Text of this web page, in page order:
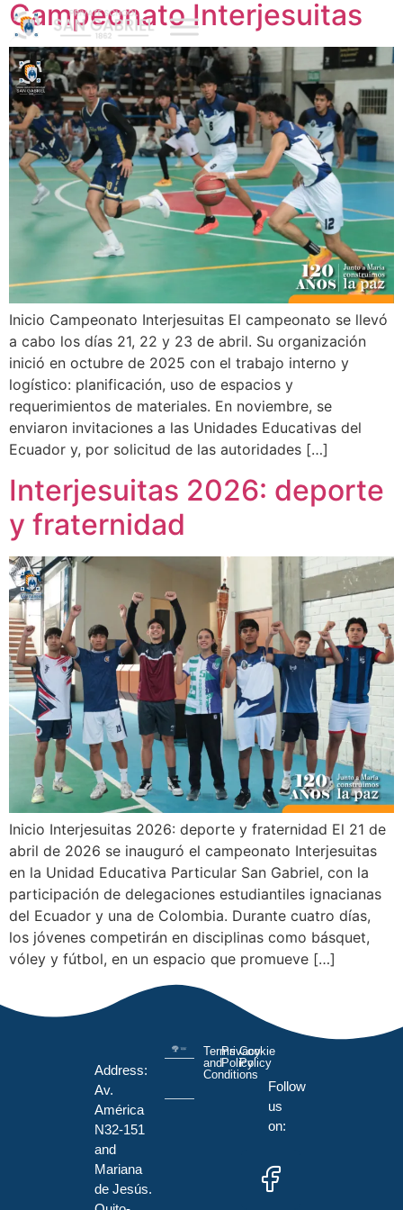
Campeonato Interjesuitas
Inicio Campeonato Interjesuitas El campeonato se llevó
a cabo los días 21, 22 y 23 de abril. Su organización
inició en octubre de 2025 con el trabajo interno y
logístico: planificación, uso de espacios y
requerimientos de materiales. En noviembre, se
enviaron invitaciones a las Unidades Educativas del
Ecuador y, por solicitud de las autoridades […]
Interjesuitas 2026: deporte
y fraternidad
Inicio Interjesuitas 2026: deporte y fraternidad El 21 de
abril de 2026 se inauguró el campeonato Interjesuitas
en la Unidad Educativa Particular San Gabriel, con la
participación de delegaciones estudiantiles ignacianas
del Ecuador y una de Colombia. Durante cuatro días,
los jóvenes competirán en disciplinas como básquet,
vóley y fútbol, en un espacio que promueve […]
Address:
Av.
América
N32-151
and
Mariana
de Jesús.
Terms
and
Conditions
Privacy
Policy
Cookie
Policy
Follow
us
on: